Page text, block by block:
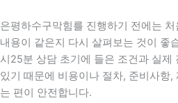
은평하수구막힘를 진행하기 전에는
내용이 같은지 다시 살펴보는 것이 좋
시25분 상담 초기에 들은 조건과 실제
있기 때문에 비용이나 절차, 준비사항
는 편이 안전합니다.